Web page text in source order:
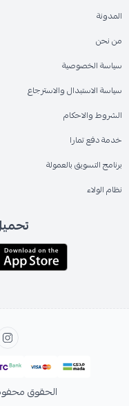
المدونة
من نحن
سياسة الخصوصية
سياسة الاستبدال والاسترجاع
الشروط والاحكام
خدمة دفع تمارا
برنامج التسويق بالعمولة
نظام الولاء
الحقوق محفوظة